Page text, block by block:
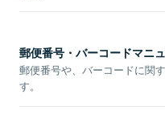
郵便番号・バーコードマニ
郵便番号や、バーコードに関
す。